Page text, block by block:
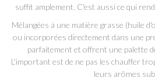
suffit amplement. C'est aussi ce qui
Mélangées à une matière grasse (huile
ou incorporées directement dans une
parfaitement et offrent une palette
L'important est de ne pas les chauffer
leurs arômes